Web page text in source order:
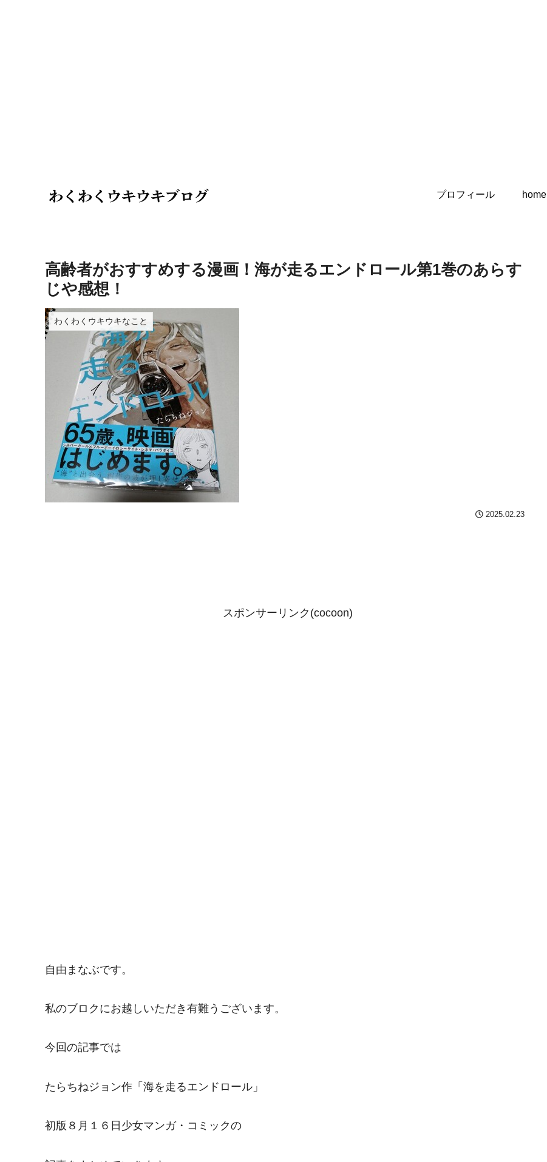
プロフィール home
高齢者がおすすめする漫画！海が走るエンドロール第1巻のあらす
じや感想！
わくわくウキウキなこと
2025.02.23
スポンサーリンク(cocoon)
自由まなぶです。
私のブロクにお越しいただき有難うございます。
今回の記事では
たらちねジョン作「海を走るエンドロール」
初版８月１６日少女マンガ・コミックの